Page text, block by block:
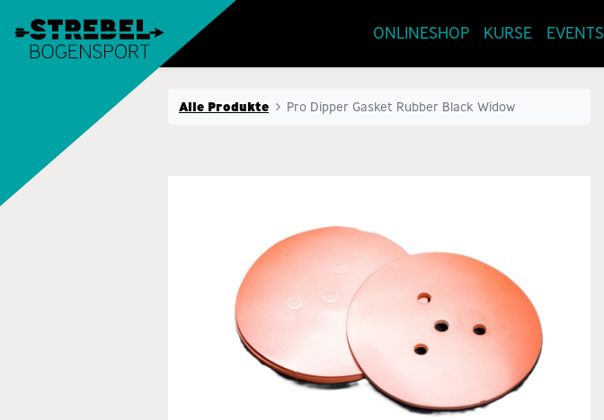
ONLINESHOP KURSE EVENTS
Alle Produkte Pro Dipper Gasket Rubber Black Widow